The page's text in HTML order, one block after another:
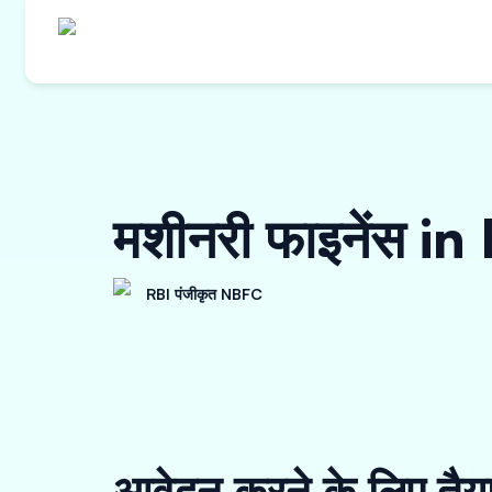
मशीनरी फाइनेंस
RBI पंजीकृत NBFC